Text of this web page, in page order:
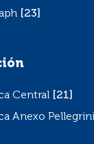
[23]
Central
[21]
Pellegrini
Anexo Pellegrini